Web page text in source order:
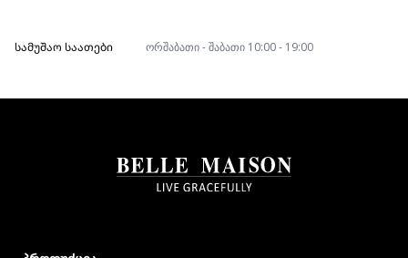
ᲡᲐᲛᲣᲨᲐᲝ ᲡᲐᲐᲗᲔᲑᲘ ორშაბათი - შაბათი 10:00 - 19:00